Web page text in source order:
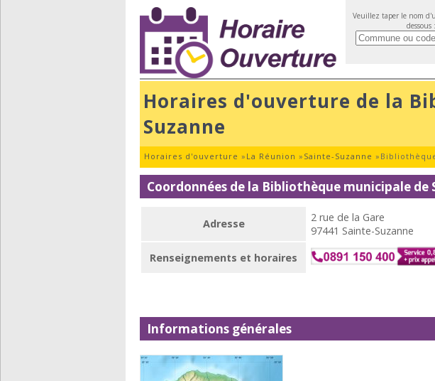
Veuillez taper le nom
dessous :
Horaires d'ouverture de la
Suzanne
Horaires d'ouverture » La Réunion » Sainte-Suzanne »
Coordonnées de la Bibliothèque municipale de
Adresse
2 rue de la Gare
97441 Sainte-Suzanne
Renseignements et horaires
Informations générales